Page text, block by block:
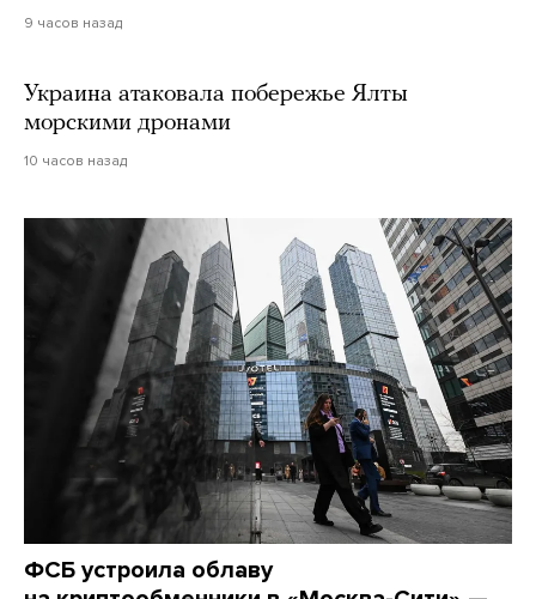
9 часов назад
Украина атаковала побережье Ялты
морскими дронами
10 часов назад
ФСБ устроила облаву